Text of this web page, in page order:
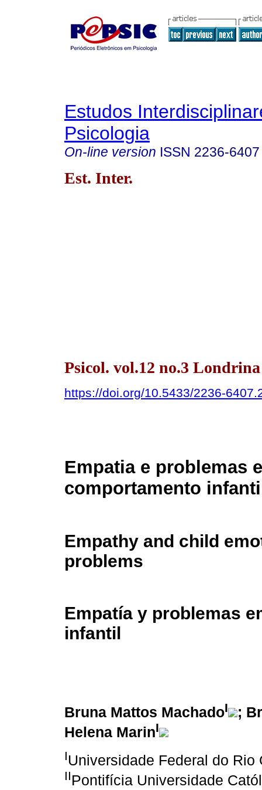
Estudos
Psicologia
On-line version ISSN 2236-6407
Est. Inter.
Psicol. vol.12 no.3 Londrina
https://doi.org/10.5433/2236-
Empatia e problemas
comportamento
Empathy and child
problems
Empatía y problemas
infantil
Bruna Mattos MachadoI
;
Helena MarinI
IUniversidade Federal do Rio
IIPontifícia Universidade